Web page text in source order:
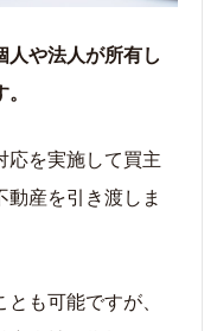
るよう心がける
失敗しないため
ク解消策
談するのも有
人や法人が所有し
応を実施して買主
産を引き渡しま
も可能ですが、